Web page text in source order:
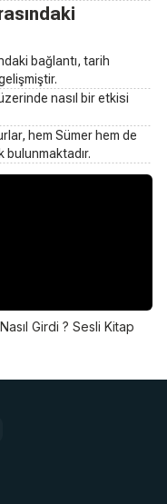
bağlantı, tarih
nasıl bir etkisi
hem Sümer hem de
Girdi ? Sesli Kitap